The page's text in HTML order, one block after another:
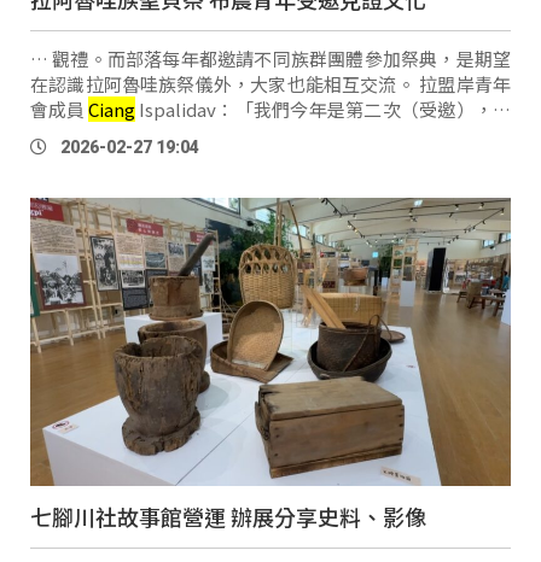
… 觀禮。而部落每年都邀請不同族群團體參加祭典，是期望
在認識拉阿魯哇族祭儀外，大家也能相互交流。 拉盟岸青年
會成員 CiangIspalidav：「我們今年是第二次（受邀），也
是有延續這份感動，能夠多學習的，這個機會就好好把
握。」 拉盟岸青年會成員 Umas Manqoqo：「主要是在 …
2026-02-27 19:04
七腳川社故事館營運 辦展分享史料、影像